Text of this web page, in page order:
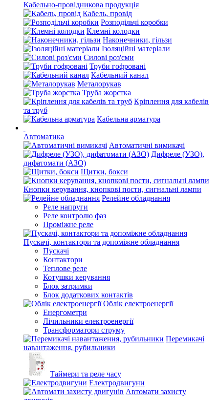
Кабельно-провідникова продукція
Кабель, провід
Розподільчі коробки
Клемні колодки
Наконечники, гільзи
Ізоляційні матеріали
Силові роз'єми
Труби гофровані
Кабельний канал
Металорукав
Труба жорстка
Кріплення для кабелів
та труб
Кабельна арматура
Автоматика
Автоматичні вимикачі
Дифреле (УЗО),
дифатомати (АЗО)
Щитки, бокси
Кнопки керування, кнопкові пости, сигнальні лампи
Релейне обладнання
Реле напруги
Реле контролю фаз
Проміжне реле
Пускачі, контактори та допоміжне обладнання
Пускачі
Контактори
Теплове реле
Котушки керування
Блок затримки
Блок додаткових контактів
Облік електроенергії
Енергометри
Лічильники електроенергії
Трансформатори струму
Перемикачі
навантаження, рубильники
Таймери та реле часу
Електродвигуни
Автомати захисту